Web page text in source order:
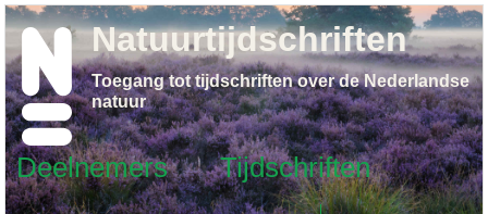
Deelnemers
Tijdschriften
Natuurtijdschriften
Toegang tot tijdschriften over de Nederlandse
natuur